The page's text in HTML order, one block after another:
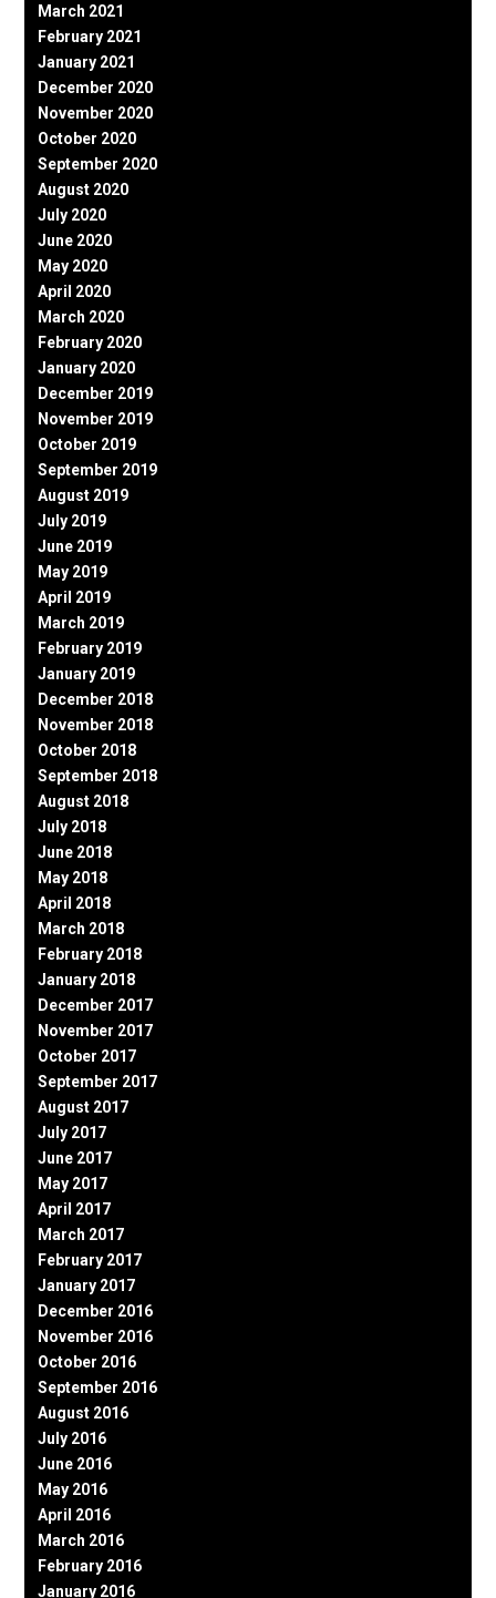
March 2021
February 2021
January 2021
December 2020
November 2020
October 2020
September 2020
August 2020
July 2020
June 2020
May 2020
April 2020
March 2020
February 2020
January 2020
December 2019
November 2019
October 2019
September 2019
August 2019
July 2019
June 2019
May 2019
April 2019
March 2019
February 2019
January 2019
December 2018
November 2018
October 2018
September 2018
August 2018
July 2018
June 2018
May 2018
April 2018
March 2018
February 2018
January 2018
December 2017
November 2017
October 2017
September 2017
August 2017
July 2017
June 2017
May 2017
April 2017
March 2017
February 2017
January 2017
December 2016
November 2016
October 2016
September 2016
August 2016
July 2016
June 2016
May 2016
April 2016
March 2016
February 2016
January 2016